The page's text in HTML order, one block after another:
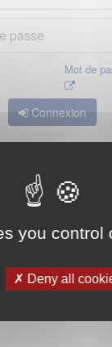
you control
Deny all
Mot de
Connexion